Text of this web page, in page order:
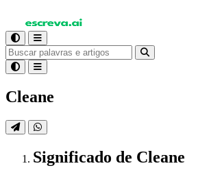
Cleane
Significado de Cleane